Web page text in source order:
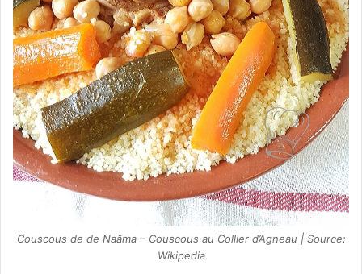
Couscous de de Naâma – Couscous au Collier d’Agneau | Source:
Wikipedia